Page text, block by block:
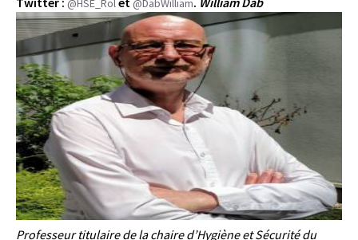
@HSE_Rol @DabWilliam
Professeur titulaire de la chaire d’Hygiène et Sécurité du